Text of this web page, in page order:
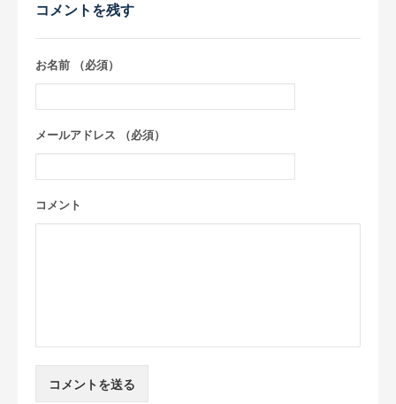
コメントを残す
お名前 （必須）
メールアドレス （必須）
コメント